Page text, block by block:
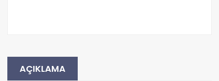
AÇIKLAMA